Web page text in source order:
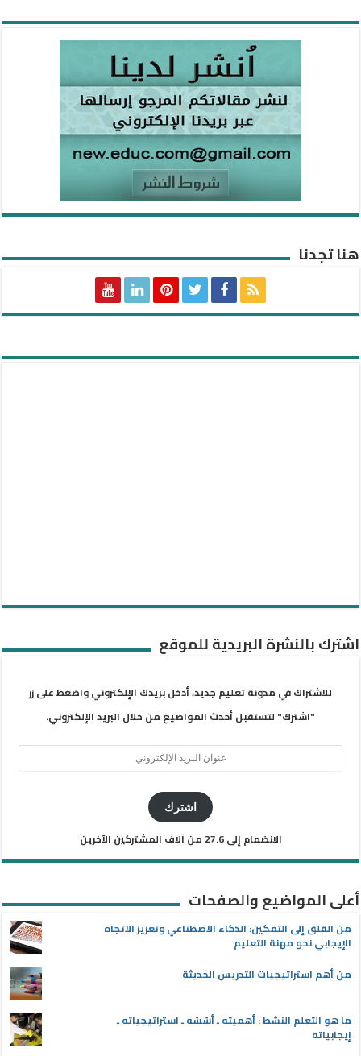
هنا تجدنا
اشترك بالنشرة البريدية للموقع
للاشتراك في مدونة تعليم جديد، أدخل بريدك الإلكتروني واضغط على زر
"اشترك" لتستقبل أحدث المواضيع من خلال البريد الإلكتروني.
اشترك
الانضمام إلى 27.6 من آلاف المشتركين الآخرين
أعلى المواضيع والصفحات
من القلق إلى التمكين: الذكاء الاصطناعي وتعزيز الاتجاه
الإيجابي نحو مهنة التعليم
من أهم استراتيجيات التدريس الحديثة
ما هو التعلم النشط : أهميته ـ أسُسُه ـ استراتيجياته ـ
إيجابياته